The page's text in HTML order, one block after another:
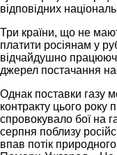
відповідних
Три країни, що не
платити росіянам у
відчайдушно
джерел постачання
Однак поставки газу
контракту цього року
спровокувало бої на
серпня поблизу
впав потік